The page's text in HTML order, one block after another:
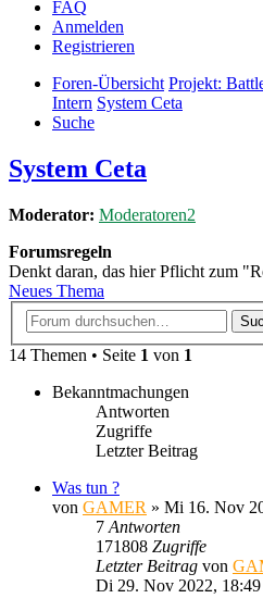
FAQ
Anmelden
Registrieren
Foren-Übersicht Projekt:
Intern System Ceta
Suche
System Ceta
Moderator: Moderatoren2
Forumsregeln
Denkt daran, das hier Pflicht zum
Neues Thema
14 Themen • Seite 1 von 1
Bekanntmachungen
Antworten
Zugriffe
Letzter Beitrag
Was tun ?
von GAMER » Mi 16. Nov
7 Antworten
171808 Zugriffe
Letzter Beitrag von
Di 29. Nov 2022, 18:49